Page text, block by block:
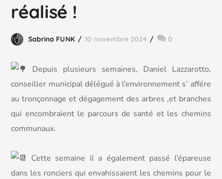
réalisé !
Sabrina FUNK 10 novembre 2024 0
Depuis plusieurs semaines, Daniel Lazzarotto,
conseiller municipal délégué à l’environnement s’ affére
au tronçonnage et dégagement des arbres ,et branches
qui encombraient le parcours de santé et les chemins
communaux.
Cette semaine il a également passé l’épareuse
dans les ronciers qui envahissaient les chemins pour le